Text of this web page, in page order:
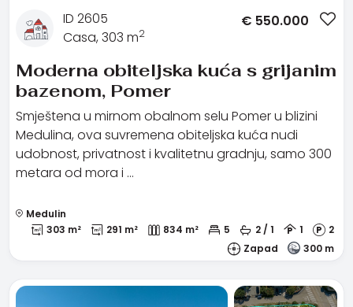
ID 2605
Casa, 303 m2
€ 550.000
Moderna obiteljska kuća s grijanim
bazenom, Pomer
Smještena u mirnom obalnom selu Pomer u blizini
Medulina, ova suvremena obiteljska kuća nudi
udobnost, privatnost i kvalitetnu gradnju, samo 300
metara od mora i …
Medulin
303 m²
291 m² 834 m² 5 2 / 1 1
2
Zapad
300 m